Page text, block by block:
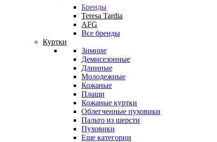
Бренды
Teresa Tardia
AFG
Все бренды
Куртки
Зимние
Демисезонные
Длинные
Молодежные
Кожаные
Плащи
Кожаные куртки
Облегченные пуховики
Пальто из шерсти
Пуховики
Еще категории